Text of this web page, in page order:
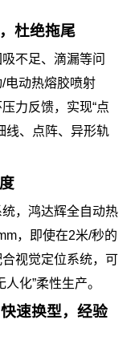
杜绝拖尾
不足、滴漏等问
电动热熔胶喷射
力反馈，实现“点
线、点阵、异形轨
，鸿达辉全自动热
，即使在2米/秒的
视觉定位系统，可
化”柔性生产。
速换型，经验